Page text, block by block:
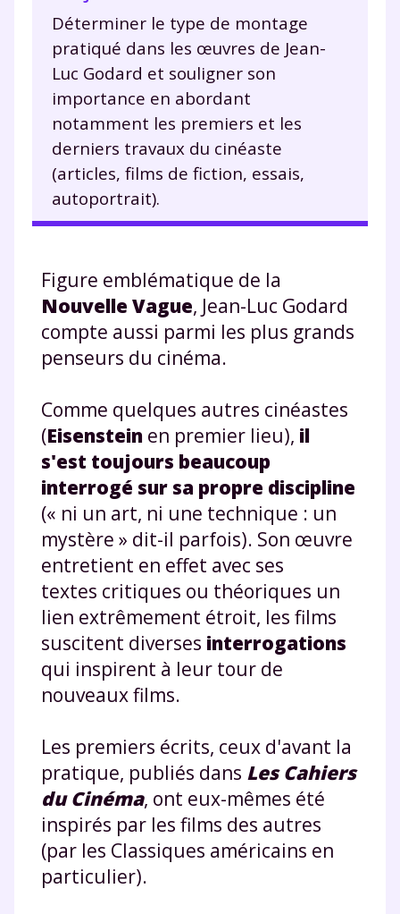
Déterminer le type de montage
pratiqué dans les œuvres de Jean-
Luc Godard et souligner son
importance en abordant
notamment les premiers et les
derniers travaux du cinéaste
(articles, films de fiction, essais,
autoportrait).
Figure emblématique de la
Nouvelle Vague, Jean-Luc Godard
compte aussi parmi les plus grands
penseurs du cinéma.
Comme quelques autres cinéastes
(Eisenstein en premier lieu), il
s'est toujours beaucoup
interrogé sur sa propre discipline
(« ni un art, ni une technique : un
mystère » dit-il parfois). Son œuvre
entretient en effet avec ses
textes critiques ou théoriques un
lien extrêmement étroit, les films
suscitent diverses interrogations
qui inspirent à leur tour de
nouveaux films.
Les premiers écrits, ceux d'avant la
pratique, publiés dans Les Cahiers
du Cinéma, ont eux-mêmes été
inspirés par les films des autres
(par les Classiques américains en
particulier).